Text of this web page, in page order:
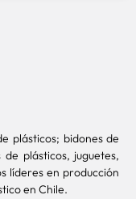
plásticos; bidones de
plásticos, juguetes,
líderes en producción
en Chile.